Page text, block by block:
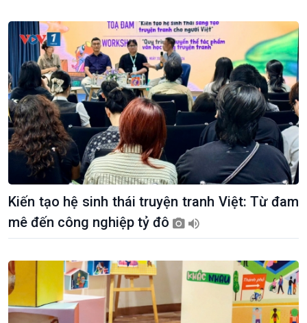
Giới thiệu
Thời sự
Thời sự 6h
Thời sự 18h
Thời sự 21h30
Chuyên mục
Kiến tạo hệ sinh thái truyện tranh Việt: Từ đam
mê đến công nghiệp tỷ đô